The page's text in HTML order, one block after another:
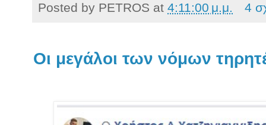
Posted by PETROS at 4:11:00 μ.μ. 4
Οι μεγάλοι των νόμων